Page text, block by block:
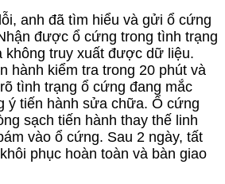
anh đã tìm hiểu và gửi ổ cứng
được ổ cứng trong tình trạng
không truy xuất được dữ liệu.
hành kiểm tra trong 20 phút và
tình trạng ổ cứng đang mắc
ý tiến hành sửa chữa. Ổ cứng
sạch tiến hành thay thế linh
vào ổ cứng. Sau 2 ngày, tất
phục hoàn toàn và bàn giao